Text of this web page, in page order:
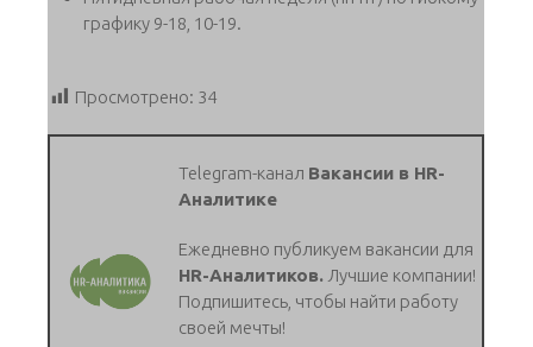
графику 9-18, 10-19.
Просмотрено: 34
Telegram-канал Вакансии в HR-
Аналитике
Ежедневно публикуем вакансии для
HR-Аналитиков. Лучшие компании!
Подпишитесь, чтобы найти работу
своей мечты!